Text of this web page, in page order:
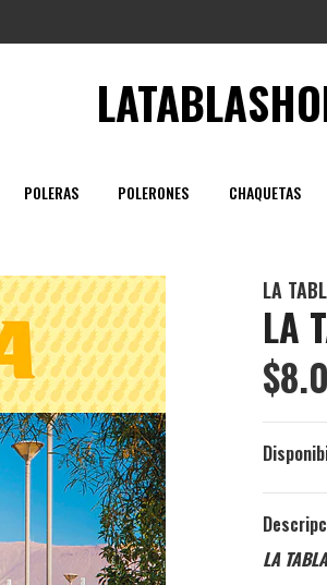
POLERAS POLERONES CHAQUETAS
LA
LA
LA